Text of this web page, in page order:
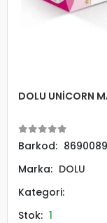
DOLU UNİCORN
Barkod:
Marka: DOLU
Kategori:
Stok: 1